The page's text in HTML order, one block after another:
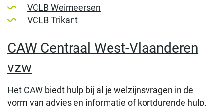
VCLB Weimeersen
VCLB Trikant
CAW Centraal West-Vlaanderen
vzw
Het CAW biedt hulp bij al je welzijnsvragen in de
vorm van advies en informatie of kortdurende hulp.